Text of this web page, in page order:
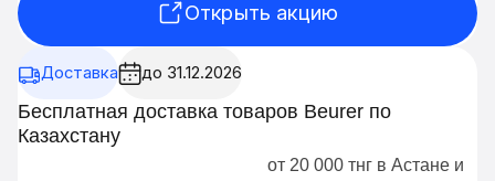
Открыть акцию
Доставка до 31.12.2026
Бесплатная доставка товаров Beurer по
Казахстану
от 20 000 тнг в Астане и